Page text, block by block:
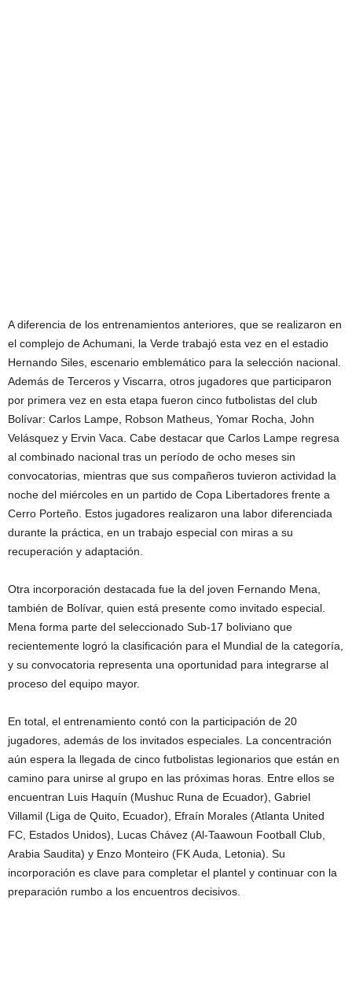
A diferencia de los entrenamientos anteriores, que se realizaron en
el complejo de Achumani, la Verde trabajó esta vez en el estadio
Hernando Siles, escenario emblemático para la selección nacional.
Además de Terceros y Viscarra, otros jugadores que participaron
por primera vez en esta etapa fueron cinco futbolistas del club
Bolívar: Carlos Lampe, Robson Matheus, Yomar Rocha, John
Velásquez y Ervin Vaca. Cabe destacar que Carlos Lampe regresa
al combinado nacional tras un período de ocho meses sin
convocatorias, mientras que sus compañeros tuvieron actividad la
noche del miércoles en un partido de Copa Libertadores frente a
Cerro Porteño. Estos jugadores realizaron una labor diferenciada
durante la práctica, en un trabajo especial con miras a su
recuperación y adaptación.
Otra incorporación destacada fue la del joven Fernando Mena,
también de Bolívar, quien está presente como invitado especial.
Mena forma parte del seleccionado Sub-17 boliviano que
recientemente logró la clasificación para el Mundial de la categoría,
y su convocatoria representa una oportunidad para integrarse al
proceso del equipo mayor.
En total, el entrenamiento contó con la participación de 20
jugadores, además de los invitados especiales. La concentración
aún espera la llegada de cinco futbolistas legionarios que están en
camino para unirse al grupo en las próximas horas. Entre ellos se
encuentran Luis Haquín (Mushuc Runa de Ecuador), Gabriel
Villamil (Liga de Quito, Ecuador), Efraín Morales (Atlanta United
FC, Estados Unidos), Lucas Chávez (Al-Taawoun Football Club,
Arabia Saudita) y Enzo Monteiro (FK Auda, Letonia). Su
incorporación es clave para completar el plantel y continuar con la
preparación rumbo a los encuentros decisivos.